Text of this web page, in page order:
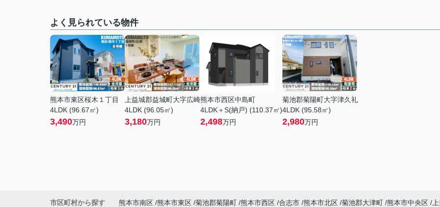
よく見られている物件
熊本市東区桜木１丁目
4LDK (96.67㎡)
3,490万円
上益城郡益城町大字広崎
4LDK (96.05㎡)
3,180万円
熊本市西区中島町
4LDK＋S(納戸) (110.37㎡)
2,498万円
菊池郡菊陽町大字津久礼
4LDK (95.58㎡)
2,980万円
市区町村から探す 熊本市南区 熊本市東区 菊池郡菊陽町 熊本市西区 合志市 熊本市北区 菊池郡大津町 熊本市中央区